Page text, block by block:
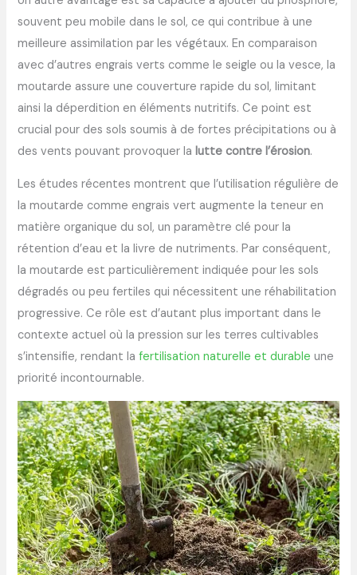
souvent peu mobile dans le sol, ce qui contribue à une
meilleure assimilation par les végétaux. En comparaison
avec d’autres engrais verts comme le seigle ou la vesce, la
moutarde assure une couverture rapide du sol, limitant
ainsi la déperdition en éléments nutritifs. Ce point est
crucial pour des sols soumis à de fortes précipitations ou à
des vents pouvant provoquer la lutte contre l’érosion.
Les études récentes montrent que l’utilisation régulière de
la moutarde comme engrais vert augmente la teneur en
matière organique du sol, un paramètre clé pour la
rétention d’eau et la livre de nutriments. Par conséquent,
la moutarde est particulièrement indiquée pour les sols
dégradés ou peu fertiles qui nécessitent une réhabilitation
progressive. Ce rôle est d’autant plus important dans le
contexte actuel où la pression sur les terres cultivables
s’intensifie, rendant lafertilisation naturelle et durable une
priorité incontournable.